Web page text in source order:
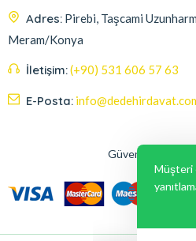
Adres: Pirebi, Taşcami
Meram/Konya
İletişim:(+90) 531 606 57 63
E-Posta:
Güvenli Ödeme
Müşteri